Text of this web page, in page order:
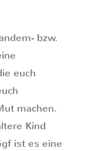
bzw.
euch
machen.
Kind
ist es eine